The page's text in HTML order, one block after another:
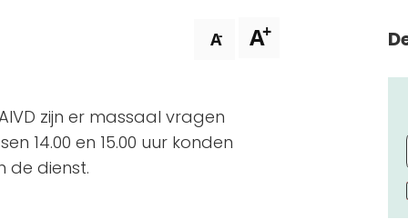
A- A+
zijn er massaal vragen
14.00 en 15.00 uur konden
de dienst.